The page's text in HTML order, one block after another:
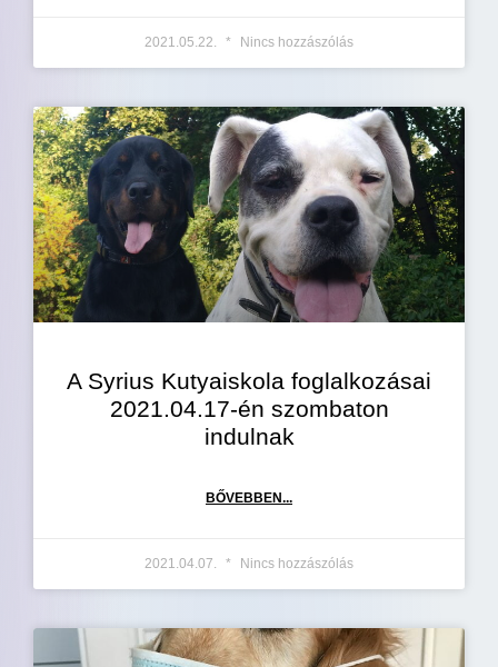
2021.05.22. Nincs hozzászólás
A Syrius Kutyaiskola foglalkozásai
2021.04.17-én szombaton
indulnak
BŐVEBBEN...
2021.04.07. Nincs hozzászólás